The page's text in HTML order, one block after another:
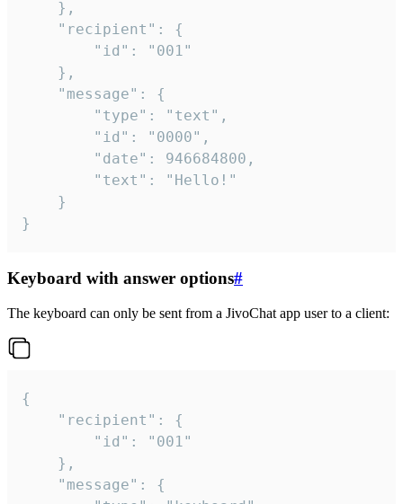
}
Keyboard with answer options#
The keyboard can only be sent from a JivoChat app user to a client:
{